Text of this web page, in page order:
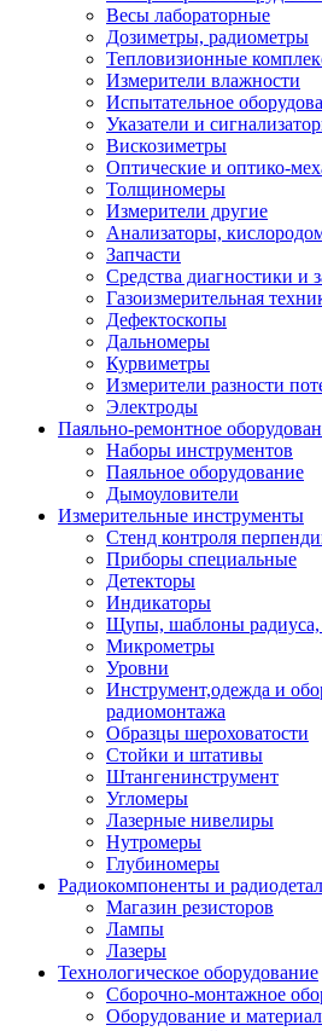
Весы лабораторные
Дозиметры, радиометры
Тепловизионные
Измерители влажности
Испытательное
Указатели и
Вискозиметры
Оптические и оптико-
Толщиномеры
Измерители другие
Анализаторы,
Запчасти
Средства диагностики и
Газоизмерительная
Дефектоскопы
Дальномеры
Курвиметры
Измерители разности
Электроды
Паяльно-ремонтное
Наборы инструментов
Паяльное оборудование
Дымоуловители
Измерительные инструменты
Стенд контроля
Приборы специальные
Детекторы
Индикаторы
Щупы, шаблоны радиуса,
Микрометры
Уровни
Инструмент,одежда и
радиомонтажа
Образцы шероховатости
Стойки и штативы
Штангенинструмент
Угломеры
Лазерные нивелиры
Нутромеры
Глубиномеры
Радиокомпоненты и
Магазин резисторов
Лампы
Лазеры
Технологическое оборудование
Сборочно-монтажное
Оборудование и